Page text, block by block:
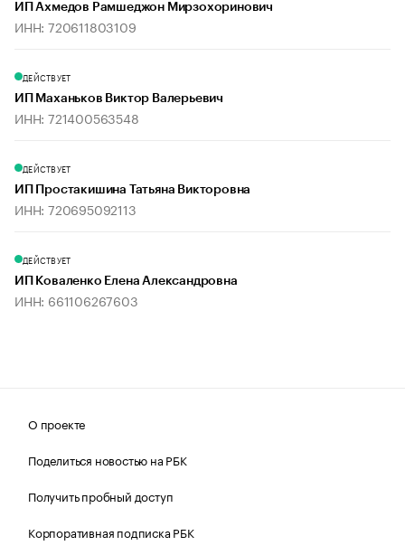
ИП Ахмедов Рамшеджон Мирзохоринович
ИНН: 720611803109
ДЕЙСТВУЕТ
ИП Маханьков Виктор Валерьевич
ИНН: 721400563548
ДЕЙСТВУЕТ
ИП Простакишина Татьяна Викторовна
ИНН: 720695092113
ДЕЙСТВУЕТ
ИП Коваленко Елена Александровна
ИНН: 661106267603
О проекте
Поделиться новостью на РБК
Получить пробный доступ
Корпоративная подписка РБК